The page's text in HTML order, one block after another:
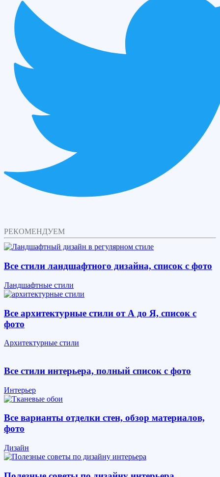
РЕКОМЕНДУЕМ
Все стили ландшафтного дизайна, список с фото
Ландшафтные стили
Все архитектурные стили от А до Я, список с
фото
Архитектурные стили
Все стили интерьера, полный список с фото
Интерьер
Все варианты отделки стен, обзор материалов,
фото
Дизайн